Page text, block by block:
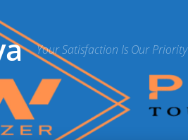
Your Satisfaction Is Our Priority